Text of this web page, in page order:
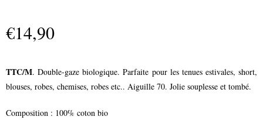
€14,90
TTC/M. Double-gaze biologique. Parfaite pour les tenues estivales, short,
blouses, robes, chemises, robes etc.. Aiguille 70. Jolie souplesse et tombé.
Composition : 100% coton bio